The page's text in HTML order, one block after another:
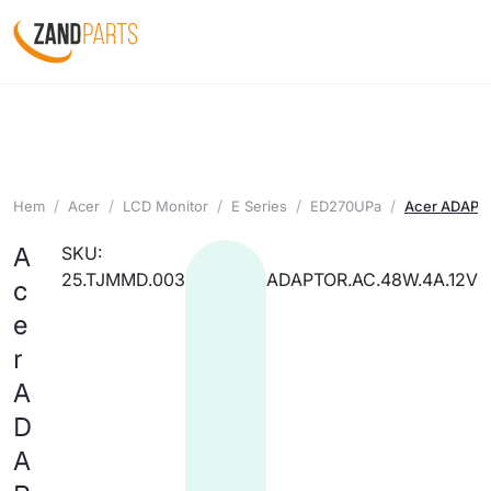
Hem Acer LCD Monitor E Series ED270UPa Acer
A
c
e
r
A
D
A
SKU:
25.TJMMD.003
ADAPTOR.AC.48W.4A.12V